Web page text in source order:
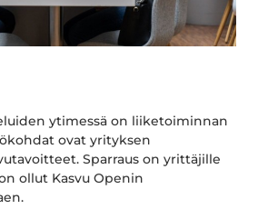
ytimessä on liiketoiminnan
ovat yrityksen
Sparraus on yrittäjille
ollut Kasvu Openin